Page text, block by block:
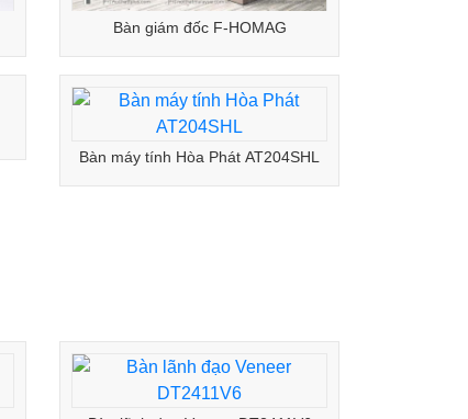
Bàn giám đốc F-HOMAG
Bàn máy tính Hòa Phát AT204SHL